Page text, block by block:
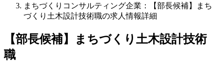
まちづくりコンサルティング企業：【部長候補】まち
づくり土木設計技術職の求人情報詳細
【部長候補】まちづくり土木設計技術
職